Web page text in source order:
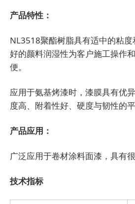
产品特性：
NL3518聚酯树脂具有适中的粘度
好的颜料润湿性为客户施工操作
便。
应用于氨基烤漆时，漆膜具有优
度高、附着性好、硬度与韧性的
产品应用：
广泛应用于卷材涂料面漆，具有很
技术指标